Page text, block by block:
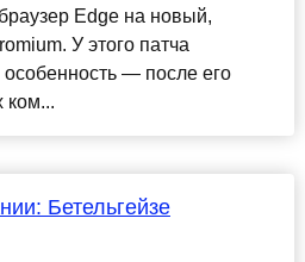
Edge на новый,
У этого патча
особенность — после его
ком...
Бетельгейзе